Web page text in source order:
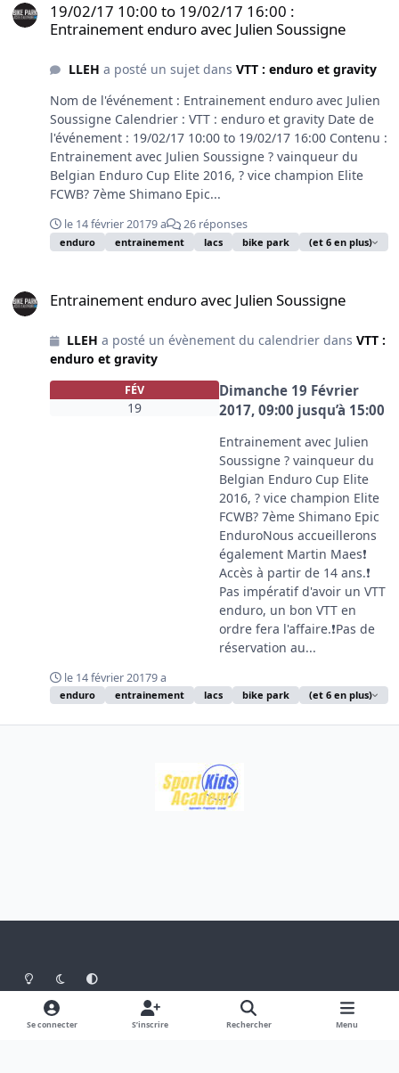
19/02/17 10:00 to 19/02/17 16:00 :
Entrainement enduro avec Julien Soussigne
LLEH a posté un sujet dans VTT : enduro et gravity
Nom de l'événement : Entrainement enduro avec Julien
Soussigne Calendrier : VTT : enduro et gravity Date de
l'événement : 19/02/17 10:00 to 19/02/17 16:00 Contenu :
Entrainement avec Julien Soussigne ? vainqueur du
Belgian Enduro Cup Elite 2016, ? vice champion Elite
FCWB? 7ème Shimano Epic...
le 14 février 20179 a 26 réponses
enduro entrainement lacs bike park (et 6 en plus)
Entrainement enduro avec Julien Soussigne
LLEH a posté un évènement du calendrier dans VTT :
enduro et gravity
FÉV
19
Dimanche 19 Février
2017, 09:00 jusqu’à 15:00
Entrainement avec Julien
Soussigne ? vainqueur du
Belgian Enduro Cup Elite
2016, ? vice champion Elite
FCWB? 7ème Shimano Epic
EnduroNous accueillerons
également Martin Maes❗️
Accès à partir de 14 ans.❗️
Pas impératif d'avoir un VTT
enduro, un bon VTT en
ordre fera l'affaire.❗️Pas de
réservation au...
le 14 février 20179 a
enduro entrainement lacs bike park (et 6 en plus)
Light ModeDark ModeSystem Preference
Langue Thème
Politique de confidentialité
Se connecter S’inscrire Rechercher Menu